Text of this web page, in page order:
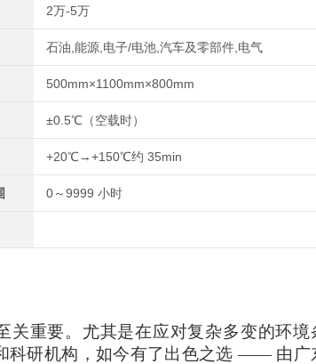
2万-5万
石油,能源,电子/电池,汽车及零部件,电气
500mm×1100mm×800mm
±0.5℃（空载时）
+20℃→+150℃约 35min
0～9999 小时
关重要。尤其是在应对复杂多变的环境
科研机构，如今有了出色之选 —— 由广